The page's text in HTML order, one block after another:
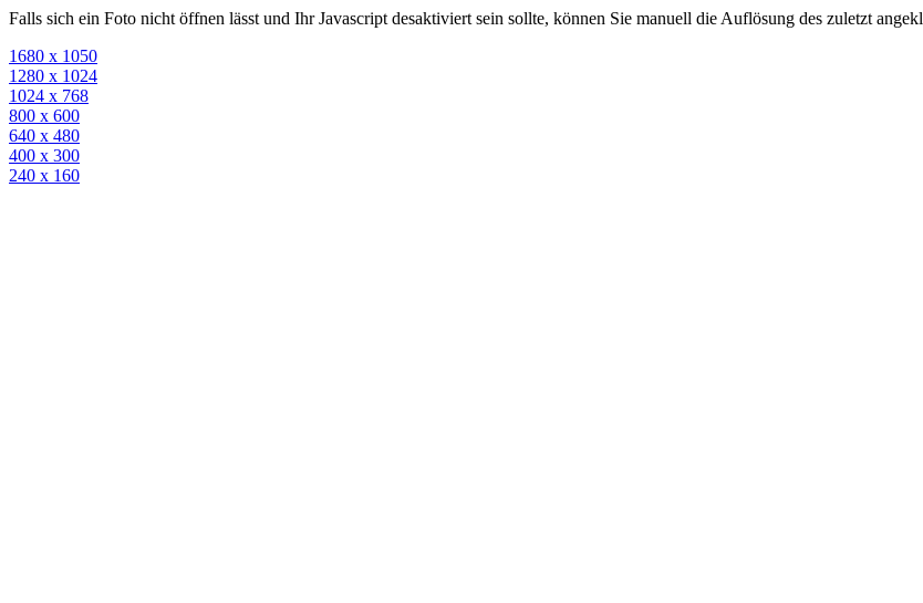
Falls sich ein Foto nicht öffnen lässt und Ihr Javascript desaktiviert sein sollte, können Sie manuell die Auflösung des zuletzt
1680 x 1050
1280 x 1024
1024 x 768
800 x 600
640 x 480
400 x 300
240 x 160